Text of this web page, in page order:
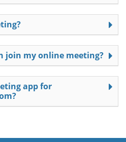
join my online meeting?
app for